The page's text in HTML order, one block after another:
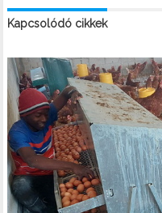
Kapcsolódó cikkek